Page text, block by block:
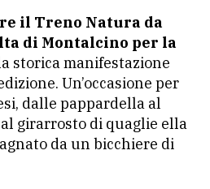
il Treno Natura da
di Montalcino per la
storica manifestazione
Un’occasione per
dalle pappardella al
girarrosto di quaglie ella
da un bicchiere di